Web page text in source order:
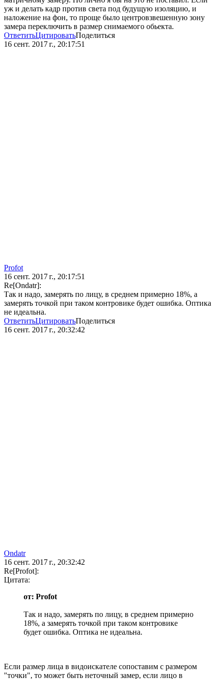
уж и делать кадр против света под будущую изоляцию, и
наложение на фон, то проще было центровзвешенную зону
замера переключить в размер снимаемого обьекта.
ОтветитьЦитироватьПоделиться
16 сент. 2017 г., 20:17:51
Profot
16 сент. 2017 г., 20:17:51
Re[Ondatr]:
Так и надо, замерять по лицу, в среднем примерно 18%, а
замерять точкой при таком контровике будет ошибка. Оптика
не идеальна.
ОтветитьЦитироватьПоделиться
16 сент. 2017 г., 20:32:42
Ondatr
16 сент. 2017 г., 20:32:42
Re[Profot]:
Цитата:
от: Profot
Так и надо, замерять по лицу, в среднем примерно
18%, а замерять точкой при таком контровике
будет ошибка. Оптика не идеальна.
Если размер лица в видоискателе сопоставим с размером
"точки", то может быть неточный замер, если лицо в